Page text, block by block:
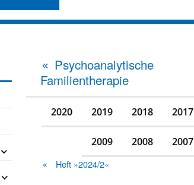
Psychoanalytische
Familientherapie
2020 2019 2018 2017
2009 2008 2007
Heft »2024/2«